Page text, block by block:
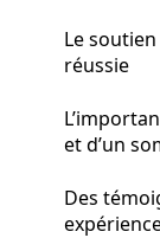
Le
réussie
et d’un
Des